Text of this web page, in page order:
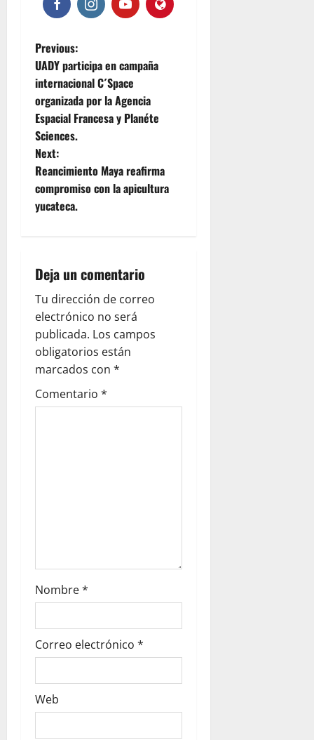
P
o
s
t
n
a
i
g
a
t
i
o
Previous:
UADY participa en campaña
internacional C´Space
organizada por la Agencia
Espacial Francesa y Planéte
Sciences.
Next:
Reancimiento Maya reafirma
compromiso con la apicultura
yucateca.
Deja un comentario
Tu dirección de correo
electrónico no será
publicada. Los campos
obligatorios están
marcados con *
Comentario *
Nombre*
Correo electrónico *
Web